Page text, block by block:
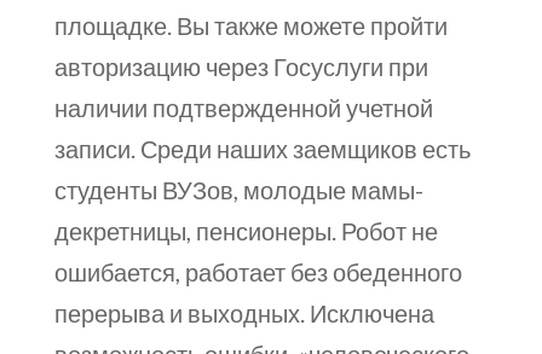
площадке. Вы также можете пройти
авторизацию через Госуслуги при
наличии подтвержденной учетной
записи. Среди наших заемщиков есть
студенты ВУЗов, молодые мамы-
декретницы, пенсионеры. Робот не
ошибается, работает без обеденного
перерыва и выходных. Исключена